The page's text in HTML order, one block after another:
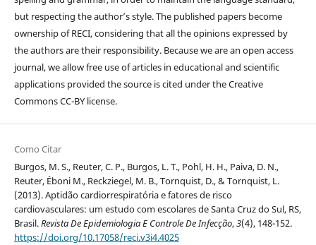
but respecting the author’s style. The published papers become
ownership of RECI, considering that all the opinions expressed by
the authors are their responsibility. Because we are an open access
journal, we allow free use of articles in educational and scientific
applications provided the source is cited under the Creative
Commons CC-BY license.
Como Citar
Burgos, M. S., Reuter, C. P., Burgos, L. T., Pohl, H. H., Paiva, D. N.,
Reuter, Éboni M., Reckziegel, M. B., Tornquist, D., & Tornquist, L.
(2013). Aptidão cardiorrespiratória e fatores de risco
cardiovasculares: um estudo com escolares de Santa Cruz do Sul, RS,
Brasil.Revista De Epidemiologia E Controle De Infecção,3(4), 148-152.
https://doi.org/10.17058/reci.v3i4.4025